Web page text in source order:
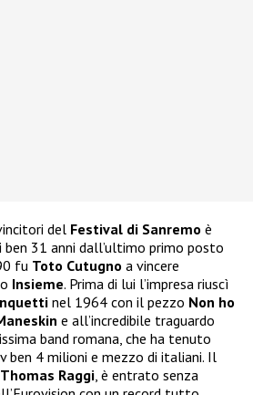
del Festival di Sanremo è
31 anni dall’ultimo primo posto
fu Toto Cutugno a vincere
Insieme. Prima di lui l’impresa riuscì
nel 1964 con il pezzo Non ho
e all’incredibile traguardo
band romana, che ha tenuto
4 milioni e mezzo di italiani. Il
Thomas Raggi , è entrato senza